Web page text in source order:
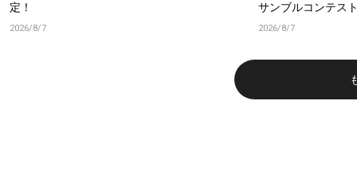
定！
2026/8/7
サンブルコンテス
ーフォニアム』前
2026/8/7